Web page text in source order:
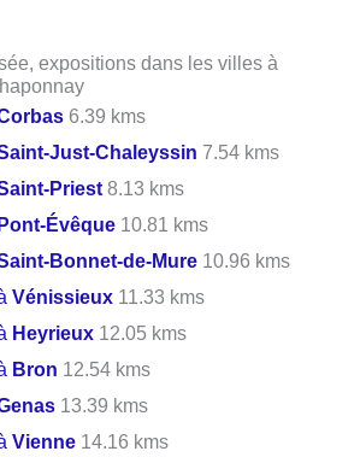
expositions dans les villes à
6.39 kms
Just-Chaleyssin 7.54 kms
Priest 8.13 kms
Évêque 10.81 kms
Bonnet-de-Mure 10.96 kms
Vénissieux 11.33 kms
Heyrieux 12.05 kms
Bron 12.54 kms
13.39 kms
Vienne 14.16 kms